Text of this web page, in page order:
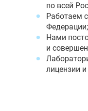
по всей
Работаем
Федерации;
Нами
и
лицензии